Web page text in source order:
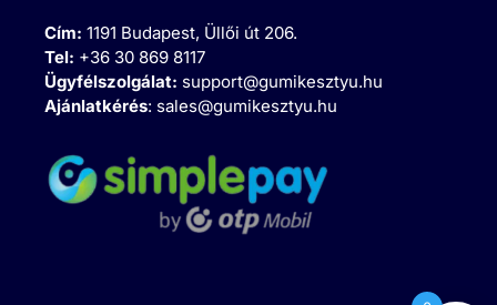
Cím:1191 Budapest, Üllői út 206.
Tel: +36 30 869 8117
Ügyfélszolgálat: support@gumikesztyu.hu
Ajánlatkérés: sales@gumikesztyu.hu